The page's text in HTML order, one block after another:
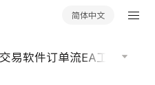
简体中文
交易软件订单流EA工具库